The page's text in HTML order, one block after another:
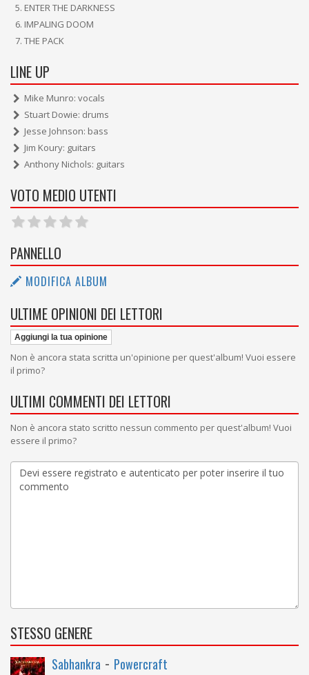
ENTER THE DARKNESS
IMPALING DOOM
THE PACK
LINE UP
Mike Munro: vocals
Stuart Dowie: drums
Jesse Johnson: bass
Jim Koury: guitars
Anthony Nichols: guitars
VOTO MEDIO UTENTI
PANNELLO
MODIFICA ALBUM
ULTIME OPINIONI DEI LETTORI
Aggiungi la tua opinione
Non è ancora stata scritta un'opinione per quest'album! Vuoi essere
il primo?
ULTIMI COMMENTI DEI LETTORI
Non è ancora stato scritto nessun commento per quest'album! Vuoi
essere il primo?
STESSO GENERE
Sabhankra - Powercraft